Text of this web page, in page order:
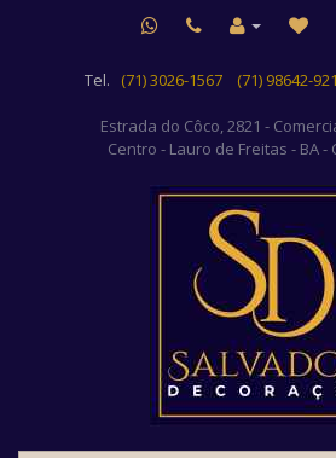
Tel. (71) 3026-1567 (71) 98642-
Estrada do Côco, 2821 -
Centro - Lauro de Freitas - BA -